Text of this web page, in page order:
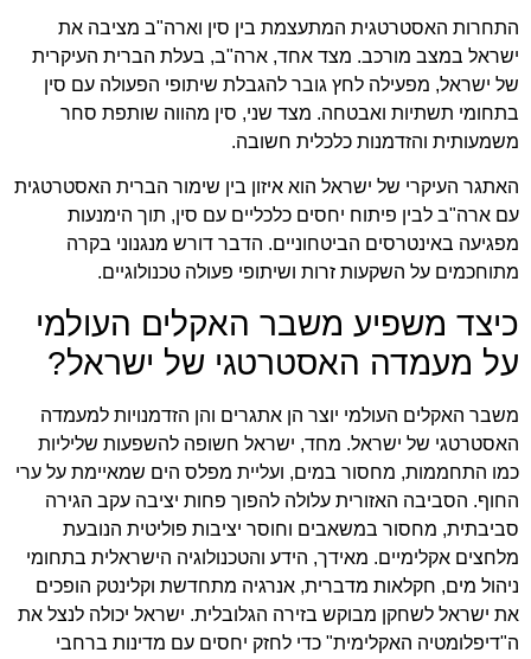
התחרות האסטרטגית המתעצמת בין סין וארה"ב מציבה את
ישראל במצב מורכב. מצד אחד, ארה"ב, בעלת הברית העיקרית
של ישראל, מפעילה לחץ גובר להגבלת שיתופי הפעולה עם סין
בתחומי תשתיות ואבטחה. מצד שני, סין מהווה שותפת סחר
משמעותית והזדמנות כלכלית חשובה.
האתגר העיקרי של ישראל הוא איזון בין שימור הברית האסטרטגית
עם ארה"ב לבין פיתוח יחסים כלכליים עם סין, תוך הימנעות
מפגיעה באינטרסים הביטחוניים. הדבר דורש מנגנוני בקרה
מתוחכמים על השקעות זרות ושיתופי פעולה טכנולוגיים.
כיצד משפיע משבר האקלים העולמי
על מעמדה האסטרטגי של ישראל?
משבר האקלים העולמי יוצר הן אתגרים והן הזדמנויות למעמדה
האסטרטגי של ישראל. מחד, ישראל חשופה להשפעות שליליות
כמו התחממות, מחסור במים, ועליית מפלס הים שמאיימת על ערי
החוף. הסביבה האזורית עלולה להפוך פחות יציבה עקב הגירה
סביבתית, מחסור במשאבים וחוסר יציבות פוליטית הנובעת
מלחצים אקלימיים. מאידך, הידע והטכנולוגיה הישראלית בתחומי
ניהול מים, חקלאות מדברית, אנרגיה מתחדשת וקלינטק הופכים
את ישראל לשחקן מבוקש בזירה הגלובלית. ישראל יכולה לנצל את
ה"דיפלומטיה האקלימית" כדי לחזק יחסים עם מדינות ברחבי